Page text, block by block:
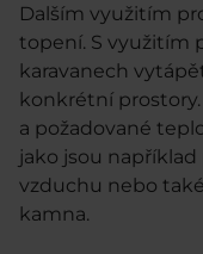
Dalším využitím
topení. S využitím
karavanech
konkrétní prostory.
a požadované
jako jsou
vzduchu nebo
kamna.